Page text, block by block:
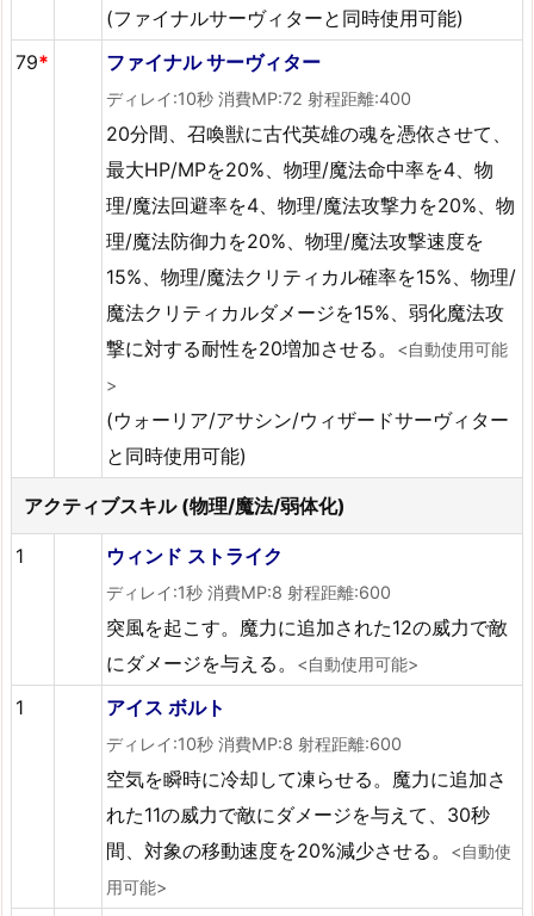
(ファイナルサーヴィターと同時使用可能)
79* ファイナル サーヴィター
ディレイ:10秒 消費MP:72 射程距離:400
20分間、召喚獣に古代英雄の魂を憑依させて、
最大HP/MPを20%、物理/魔法命中率を4、物
理/魔法回避率を4、物理/魔法攻撃力を20%、物
理/魔法防御力を20%、物理/魔法攻撃速度を
15%、物理/魔法クリティカル確率を15%、物理/
魔法クリティカルダメージを15%、弱化魔法攻
撃に対する耐性を20増加させる。
<自動使用可能
>
(ウォーリア/アサシン/ウィザードサーヴィター
と同時使用可能)
アクティブスキル (物理/魔法/弱体化)
1 ウィンド ストライク
ディレイ:1秒 消費MP:8 射程距離:600
突風を起こす。魔力に追加された12の威力で敵
にダメージを与える。
<自動使用可能>
1 アイス ボルト
ディレイ:10秒 消費MP:8 射程距離:600
空気を瞬時に冷却して凍らせる。魔力に追加さ
れた11の威力で敵にダメージを与えて、30秒
間、対象の移動速度を20%減少させる。
<自動使
用可能>